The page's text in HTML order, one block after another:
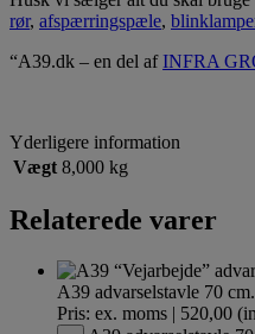
rør, afspærringspæle,
“A39.dk – en del afINFRA
Yderligere information
Vægt 8,000 kg
Relaterede varer
A39 advarselstavle 70
Pris: ex. moms | 520,00